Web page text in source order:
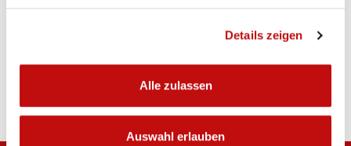
Details zeigen
Alle zulassen
Auswahl erlauben